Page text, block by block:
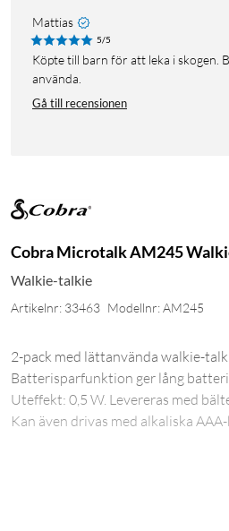
Mattias
5/5
Köpte till barn för att leka i skogen. Bra räckvidd och enkel att
använda.
Gå till recensionen
Cobra Microtalk AM245
Walkie-talkie
Artikelnr: 33463 Modellnr: AM245
2-pack med lättanvända walkie-
Batterisparfunktion ger lång
Uteffekt: 0,5 W. Levereras med
Kan även drivas med alkaliska